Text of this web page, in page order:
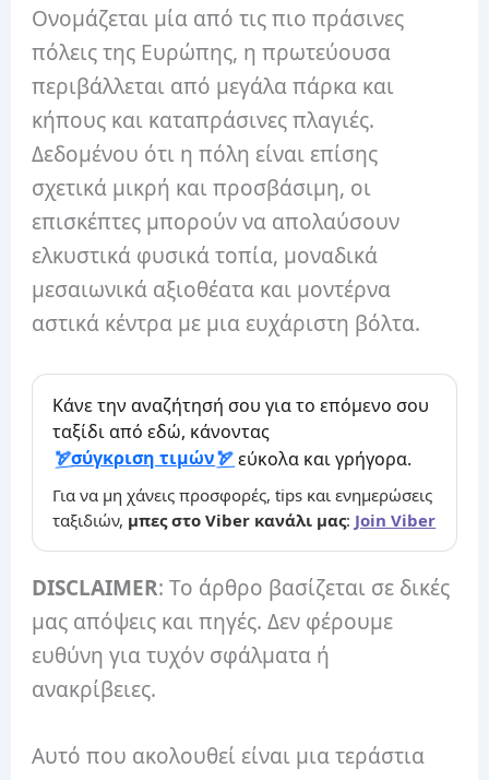
Ονομάζεται μία από τις πιο πράσινες
πόλεις της Ευρώπης, η πρωτεύουσα
περιβάλλεται από μεγάλα πάρκα και
κήπους και καταπράσινες πλαγιές.
Δεδομένου ότι η πόλη είναι επίσης
σχετικά μικρή και προσβάσιμη, οι
επισκέπτες μπορούν να απολαύσουν
ελκυστικά φυσικά τοπία, μοναδικά
μεσαιωνικά αξιοθέατα και μοντέρνα
αστικά κέντρα με μια ευχάριστη βόλτα.
Κάνε την αναζήτησή σου για το επόμενο σου
ταξίδι από εδώ, κάνοντας
σύγκριση τιμών
εύκολα και γρήγορα.
Για να μη χάνεις προσφορές, tips και ενημερώσεις
ταξιδιών, μπες στο Viber κανάλι μας: Join Viber
DISCLAIMER: Το άρθρο βασίζεται σε δικές
μας απόψεις και πηγές. Δεν φέρουμε
ευθύνη για τυχόν σφάλματα ή
ανακρίβειες.
Αυτό που ακολουθεί είναι μια τεράστια